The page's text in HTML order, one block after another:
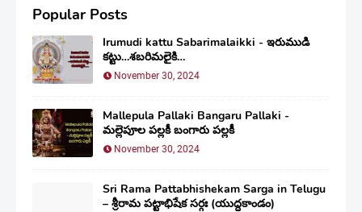
Popular Posts
Irumudi kattu Sabarimalaikki - ఇరుముడి
కట్టు…శబరిమలైకి…
November 30, 2024
Mallepula Pallaki Bangaru Pallaki -
మల్లెపూల పల్లకీ బంగారు పల్లకీ
November 30, 2024
Sri Rama Pattabhishekam Sarga in Telugu
– శ్రీరామ పట్టాభిషేక సర్గః (యుద్ధకాండం)